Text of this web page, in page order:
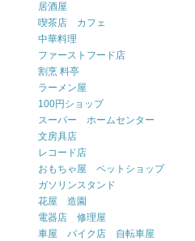
居酒屋
喫茶店 カフェ
中華料理
ファーストフード店
割烹 料亭
ラーメン屋
100円ショップ
スーパー ホームセンター
文房具店
レコード店
おもちゃ屋 ペットショップ
ガソリンスタンド
花屋 造園
電器店 修理屋
車屋 バイク店 自転車屋